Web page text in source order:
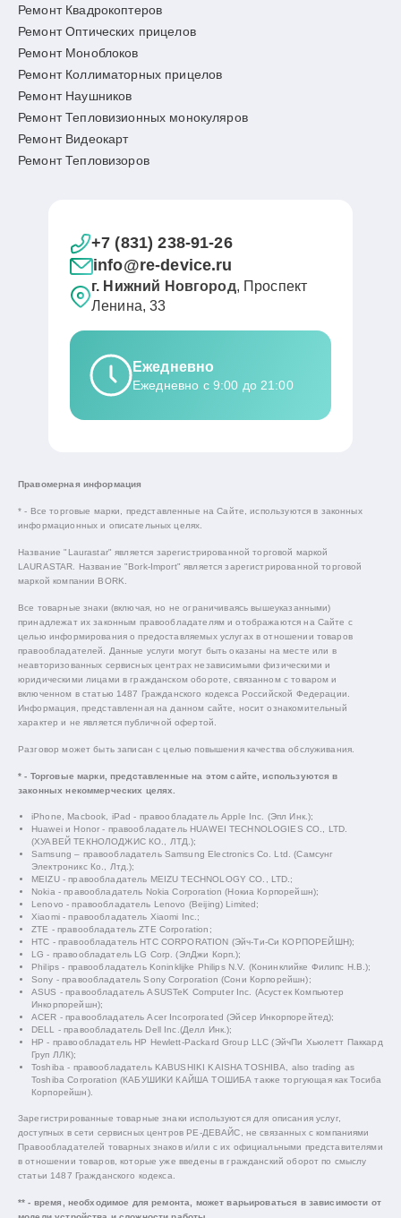
Ремонт Квадрокоптеров
Ремонт Оптических прицелов
Ремонт Моноблоков
Ремонт Коллиматорных прицелов
Ремонт Наушников
Ремонт Тепловизионных монокуляров
Ремонт Видеокарт
Ремонт Тепловизоров
+7 (831) 238-91-26
info@re-device.ru
г. Нижний Новгород, Проспект
Ленина, 33
Ежедневно
Ежедневно с 9:00 до 21:00
Правомерная информация
* - Все торговые марки, представленные на Сайте, используются в законных
информационных и описательных целях.
Название "Laurastar" является зарегистрированной торговой маркой
LAURASTAR. Название "Bork-Import" является зарегистрированной торговой
маркой компании BORK.
Все товарные знаки (включая, но не ограничиваясь вышеуказанными)
принадлежат их законным правообладателям и отображаются на Сайте с
целью информирования о предоставляемых услугах в отношении товаров
правообладателей. Данные услуги могут быть оказаны на месте или в
неавторизованных сервисных центрах независимыми физическими и
юридическими лицами в гражданском обороте, связанном с товаром и
включенном в статью 1487 Гражданского кодекса Российской Федерации.
Информация, представленная на данном сайте, носит ознакомительный
характер и не является публичной офертой.
Разговор может быть записан с целью повышения качества обслуживания.
* - Торговые марки, представленные на этом сайте, используются в
законных некоммерческих целях.
iPhone, Macbook, iPad - правообладатель Apple Inc. (Эпл Инк.);
Huawei и Honor - правообладатель HUAWEI TECHNOLOGIES CO., LTD.
(ХУАВЕЙ ТЕКНОЛОДЖИС КО., ЛТД.);
Samsung – правообладатель Samsung Electronics Co. Ltd. (Самсунг
Электроникс Ко., Лтд.);
MEIZU - правообладатель MEIZU TECHNOLOGY CO., LTD.;
Nokia - правообладатель Nokia Corporation (Нокиа Корпорейшн);
Lenovo - правообладатель Lenovo (Beijing) Limited;
Xiaomi - правообладатель Xiaomi Inc.;
ZTE - правообладатель ZTE Corporation;
HTC - правообладатель HTC CORPORATION (Эйч-Ти-Си КОРПОРЕЙШН);
LG - правообладатель LG Corp. (ЭлДжи Корп.);
Philips - правообладатель Koninklijke Philips N.V. (Конинклийке Филипс Н.В.);
Sony - правообладатель Sony Corporation (Сони Корпорейшн);
ASUS - правообладатель ASUSTeK Computer Inc. (Асустек Компьютер
Инкорпорейшн);
ACER - правообладатель Acer Incorporated (Эйсер Инкорпорейтед);
DELL - правообладатель Dell Inc.(Делл Инк.);
HP - правообладатель HP Hewlett-Packard Group LLC (ЭйчПи Хьюлетт Паккард
Груп ЛЛК);
Toshiba - правообладатель KABUSHIKI KAISHA TOSHIBA, also trading as
Toshiba Corporation (КАБУШИКИ КАЙША ТОШИБА также торгующая как Тосиба
Корпорейшн).
Зарегистрированные товарные знаки используются для описания услуг,
доступных в сети сервисных центров РЕ-ДЕВАЙС, не связанных с компаниями
Правообладателей товарных знаков и/или с их официальными представителями
в отношении товаров, которые уже введены в гражданский оборот по смыслу
статьи 1487 Гражданского кодекса.
** - время, необходимое для ремонта, может варьироваться в зависимости от